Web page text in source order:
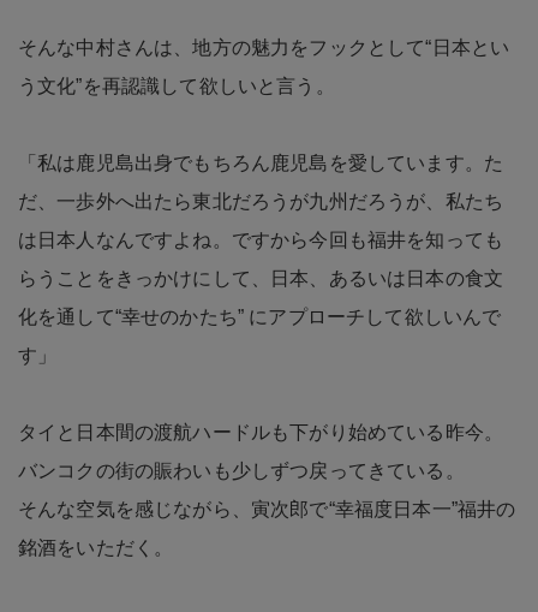
そんな中村さんは、地方の魅力をフックとして“日本とい
う文化”を再認識して欲しいと言う。
「私は鹿児島出身でもちろん鹿児島を愛しています。た
だ、一歩外へ出たら東北だろうが九州だろうが、私たち
は日本人なんですよね。ですから今回も福井を知っても
らうことをきっかけにして、日本、あるいは日本の食文
化を通して“幸せのかたち” にアプローチして欲しいんで
す」
タイと日本間の渡航ハードルも下がり始めている昨今。
バンコクの街の賑わいも少しずつ戻ってきている。
そんな空気を感じながら、寅次郎で“幸福度日本一”福井の
銘酒をいただく。